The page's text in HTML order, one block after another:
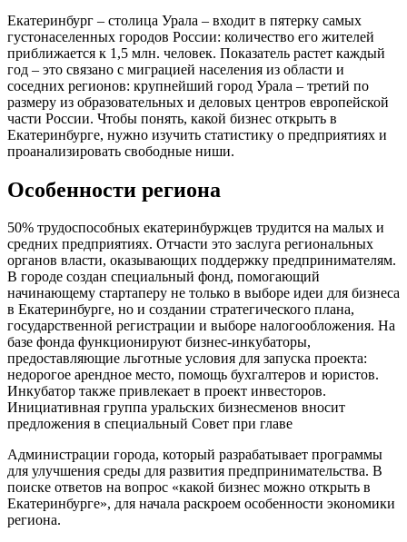
Екатеринбург – столица Урала – входит в пятерку самых
густонаселенных городов России: количество его жителей
приближается к 1,5 млн. человек. Показатель растет каждый
год – это связано с миграцией населения из области и
соседних регионов: крупнейший город Урала – третий по
размеру из образовательных и деловых центров европейской
части России. Чтобы понять, какой бизнес открыть в
Екатеринбурге, нужно изучить статистику о предприятиях и
проанализировать свободные ниши.
Особенности региона
50% трудоспособных екатеринбуржцев трудится на малых и
средних предприятиях. Отчасти это заслуга региональных
органов власти, оказывающих поддержку предпринимателям.
В городе создан специальный фонд, помогающий
начинающему стартаперу не только в выборе идеи для бизнеса
в Екатеринбурге, но и создании стратегического плана,
государственной регистрации и выборе налогообложения. На
базе фонда функционируют бизнес-инкубаторы,
предоставляющие льготные условия для запуска проекта:
недорогое арендное место, помощь бухгалтеров и юристов.
Инкубатор также привлекает в проект инвесторов.
Инициативная группа уральских бизнесменов вносит
предложения в специальный Совет при главе
Администрации города, который разрабатывает программы
для улучшения среды для развития предпринимательства. В
поиске ответов на вопрос «какой бизнес можно открыть в
Екатеринбурге», для начала раскроем особенности экономики
региона.